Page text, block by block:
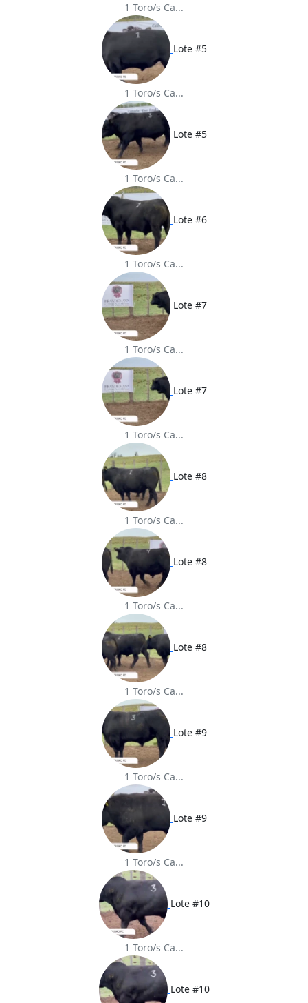
1 Toro/s Ca...
Lote #5
1 Toro/s Ca...
Lote #5
1 Toro/s Ca...
Lote #6
1 Toro/s Ca...
Lote #7
1 Toro/s Ca...
Lote #7
1 Toro/s Ca...
Lote #8
1 Toro/s Ca...
Lote #8
1 Toro/s Ca...
Lote #8
1 Toro/s Ca...
Lote #9
1 Toro/s Ca...
Lote #9
1 Toro/s Ca...
Lote #10
1 Toro/s Ca...
Lote #10